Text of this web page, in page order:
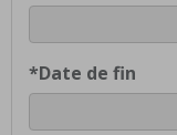
*Date de fin